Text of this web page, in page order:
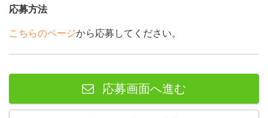
応募方法
こちらのページから応募してください。
応募画面へ進む